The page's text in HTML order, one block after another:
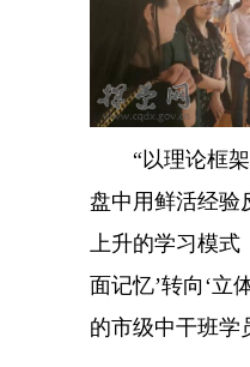
“以理论框
盘中用鲜活经验
上升的学习模式
面记忆’转向‘立
的市级中干班学